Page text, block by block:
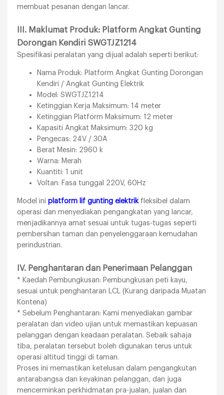
membuat pesanan dengan lancar.
III. Maklumat Produk: Platform Angkat Gunting
Dorongan Kendiri SWGTJZ1214
Spesifikasi peralatan yang dijual adalah seperti berikut:
Nama Produk: Platform Angkat Gunting Dorongan
Kendiri / Angkat Gunting Elektrik
Model: SWGTJZ1214
Ketinggian Kerja Maksimum: 14 meter
Ketinggian Platform Maksimum: 12 meter
Kapasiti Angkat Maksimum: 320 kg
Pengecas: 24V / 30A
Berat Mesin: 2960 k
Warna: Merah
Kuantiti: 1 unit
Voltan: Fasa tunggal 220V, 60Hz
Model iniplatform lif gunting elektrikfleksibel dalam
operasi dan menyediakan pengangkatan yang lancar,
menjadikannya amat sesuai untuk tugas-tugas seperti
pembersihan taman dan penyelenggaraan kemudahan
perindustrian.
IV. Penghantaran dan Penerimaan Pelanggan
* Kaedah Pembungkusan: Pembungkusan peti kayu,
sesuai untuk penghantaran LCL (Kurang daripada Muatan
Kontena)
* Sebelum Penghantaran: Kami menyediakan gambar
peralatan dan video ujian untuk memastikan kepuasan
pelanggan dengan keadaan peralatan. Sebaik sahaja
tiba, peralatan tersebut boleh digunakan terus untuk
operasi altitud tinggi di taman.
Proses ini memastikan ketelusan dalam pengangkutan
antarabangsa dan keyakinan pelanggan, dan juga
mencerminkan perkhidmatan pra-jualan, jualan dan